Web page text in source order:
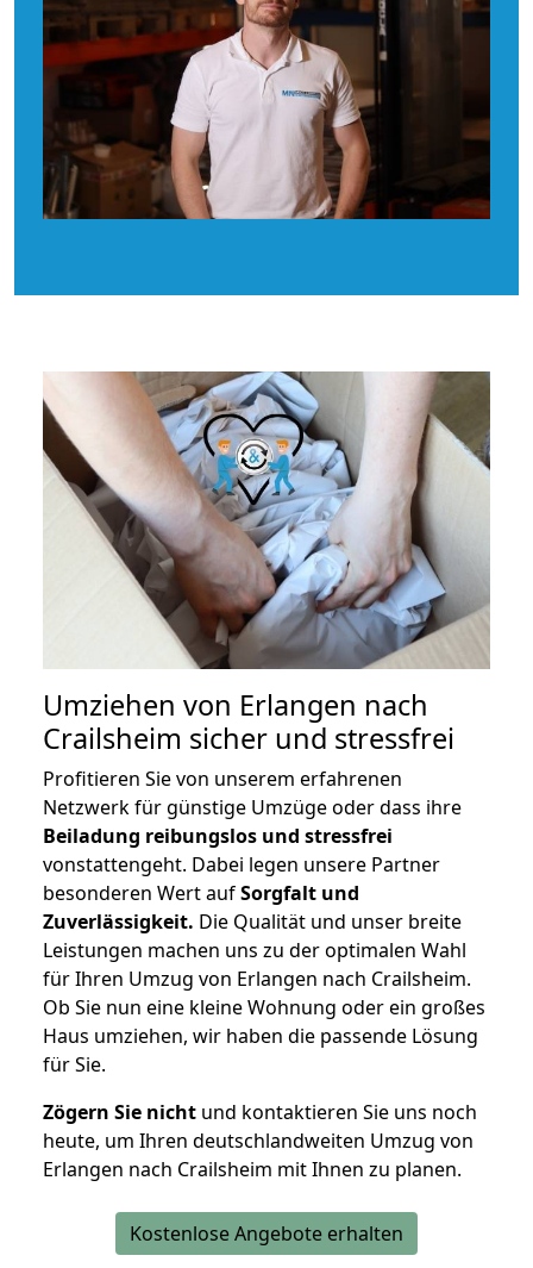
Umziehen von Erlangen nach
Crailsheim sicher und stressfrei
Profitieren Sie von unserem erfahrenen
Netzwerk für günstige Umzüge oder dass ihre
Beiladung reibungslos und stressfrei
vonstattengeht. Dabei legen unsere Partner
besonderen Wert aufSorgfalt und
Zuverlässigkeit. Die Qualität und unser breite
Leistungen machen uns zu der optimalen Wahl
für Ihren Umzug von Erlangen nach Crailsheim.
Ob Sie nun eine kleine Wohnung oder ein großes
Haus umziehen, wir haben die passende Lösung
für Sie.
Zögern Sie nicht und kontaktieren Sie uns noch
heute, um Ihren deutschlandweiten Umzug von
Erlangen nach Crailsheim mit Ihnen zu planen.
Kostenlose Angebote erhalten